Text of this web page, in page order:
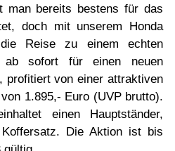
man bereits bestens für das
doch mit unserem Honda
Reise zu einem echten
ab sofort für einen neuen
profitiert von einer attraktiven
1.895,- Euro (UVP brutto).
einen Hauptständer,
Die Aktion ist bis